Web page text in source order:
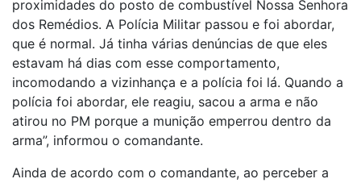
proximidades do posto de combustível Nossa Senhora
dos Remédios. A Polícia Militar passou e foi abordar,
que é normal. Já tinha várias denúncias de que eles
estavam há dias com esse comportamento,
incomodando a vizinhança e a polícia foi lá. Quando a
polícia foi abordar, ele reagiu, sacou a arma e não
atirou no PM porque a munição emperrou dentro da
arma”, informou o comandante.
Ainda de acordo com o comandante, ao perceber a